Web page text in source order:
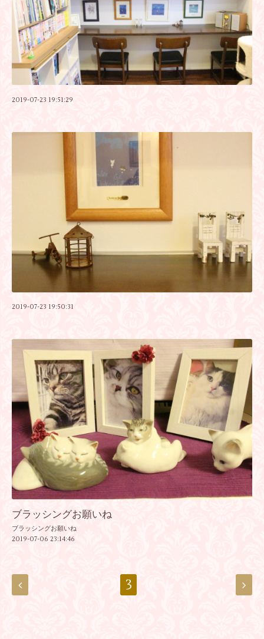
2019-07-23 19:51:29
2019-07-23 19:50:31
ブラッシングお願いね
ブラッシングお願いね
2019-07-06 23:14:46
3